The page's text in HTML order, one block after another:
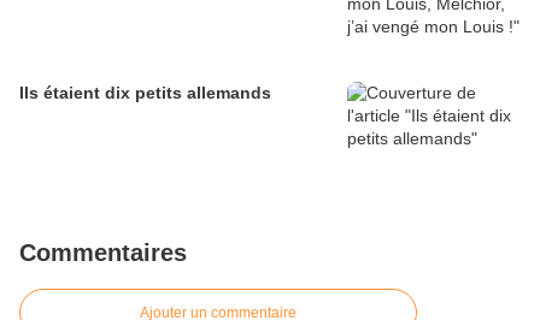
Ils étaient dix petits allemands
Commentaires
Ajouter un commentaire